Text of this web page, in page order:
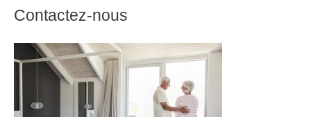
Contactez-nous